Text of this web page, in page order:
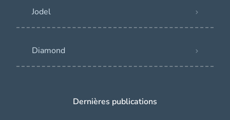
Jodel
Diamond
Dernières publications